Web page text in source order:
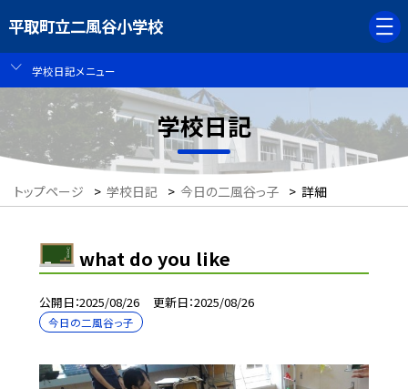
平取町立二風谷小学校
学校日記メニュー
学校日記
トップページ > 学校日記 > 今日の二風谷っ子 > 詳細
what do you like
公開日 2025/08/26 更新日 2025/08/26
今日の二風谷っ子